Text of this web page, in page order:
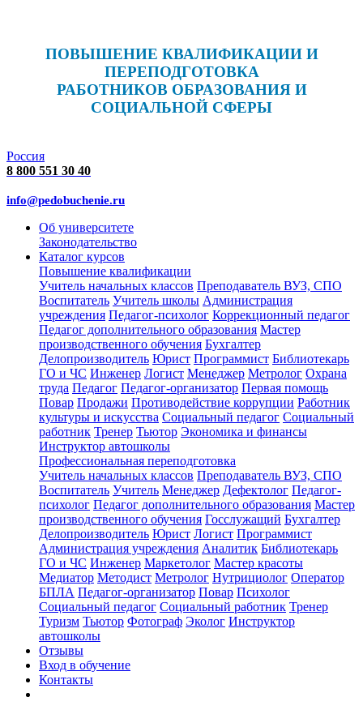
ПОВЫШЕНИЕ КВАЛИФИКАЦИИ И
ПЕРЕПОДГОТОВКА
РАБОТНИКОВ ОБРАЗОВАНИЯ И
СОЦИАЛЬНОЙ СФЕРЫ
Россия
8 800 551 30 40
info@pedobuchenie.ru
Об университете
Законодательство
Каталог курсов
Повышение квалификации
Учитель начальных классов Преподаватель ВУЗ, СПО
Воспитатель Учитель школы Администрация
учреждения Педагог-психолог Коррекционный педагог
Педагог дополнительного образования Мастер
производственного обучения Бухгалтер
Делопроизводитель Юрист Программист Библиотекарь
ГО и ЧС Инженер Логист Менеджер Метролог Охрана
труда Педагог Педагог-организатор Первая помощь
Повар Продажи Противодействие коррупции Работник
культуры и искусства Социальный педагог Социальный
работник Тренер Тьютор Экономика и финансы
Инструктор автошколы
Профессиональная переподготовка
Учитель начальных классов Преподаватель ВУЗ, СПО
Воспитатель Учитель Менеджер Дефектолог Педагог-
психолог Педагог дополнительного образования Мастер
производственного обучения Госслужащий Бухгалтер
Делопроизводитель Юрист Логист Программист
Администрация учреждения Аналитик Библиотекарь
ГО и ЧС Инженер Маркетолог Мастер красоты
Медиатор Методист Метролог Нутрициолог Оператор
БПЛА Педагог-организатор Повар Психолог
Социальный педагог Социальный работник Тренер
Туризм Тьютор Фотограф Эколог Инструктор
автошколы
Отзывы
Вход в обучение
Контакты